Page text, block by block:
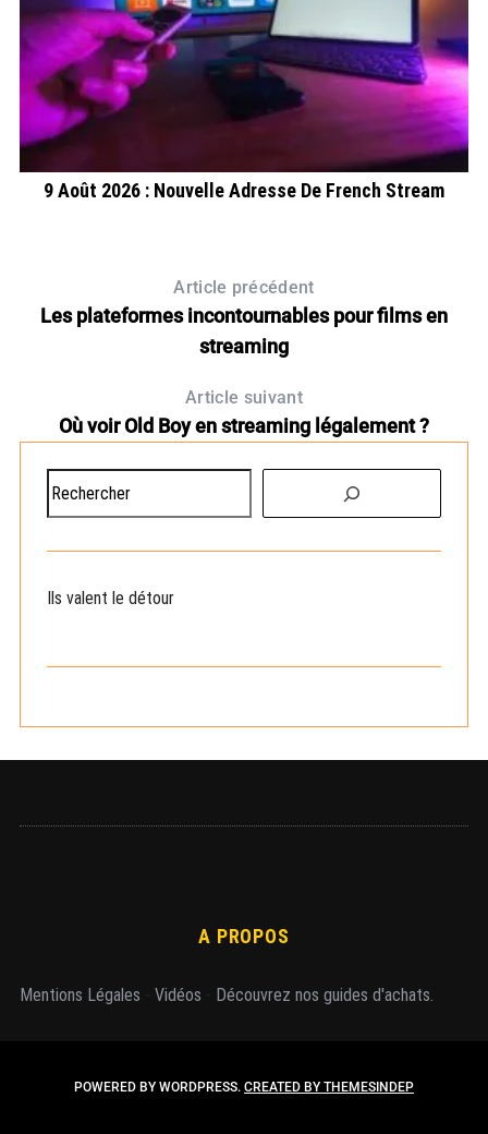
9 Août 2026 : Nouvelle Adresse De French Stream
Article précédent
Les plateformes incontournables pour films en
streaming
Article suivant
Où voir Old Boy en streaming légalement ?
e
h
r Ils valent le détour
A PROPOS
Mentions Légales Vidéos Découvrez nos guides d'achats.
POWERED BY WORDPRESS. CREATED BY THEMESINDEP